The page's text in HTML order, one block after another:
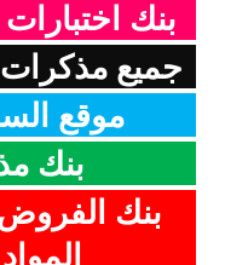
بنك اختبارات
جميع مذكرات
موقع
بنك
بنك الفروض